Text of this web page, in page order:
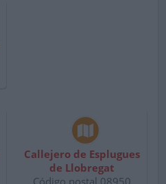
Callejero de Esplugues
de Llobregat
Código postal 08950